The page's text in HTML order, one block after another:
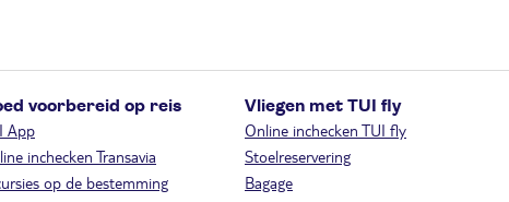
voorbereid op reis
App
inchecken Transavia
op de bestemming
Vliegen met TUI fly
Online inchecken TUI fly
Stoelreservering
Bagage